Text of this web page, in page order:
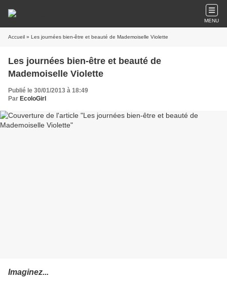
MENU
Accueil » Les journées bien-être et beauté de Mademoiselle Violette
Les journées bien-être et beauté de
Mademoiselle Violette
Publié le 30/01/2013 à 18:49
Par EcoloGirl
Imaginez...